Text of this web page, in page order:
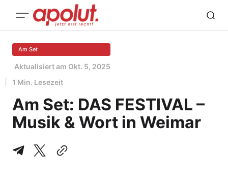
Am Set
Aktualisiert am Okt. 5, 2025
1 Min. Lesezeit
Am Set: DAS FESTIVAL –
Musik & Wort in Weimar